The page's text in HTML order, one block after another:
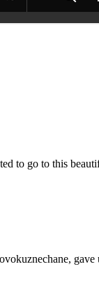
to go to this
gave